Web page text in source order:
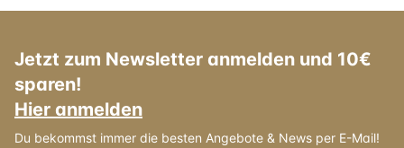
Jetzt zum Newsletter anmelden und 10€
sparen!
Hier anmelden
Du bekommst immer die besten Angebote & News per E-Mail!